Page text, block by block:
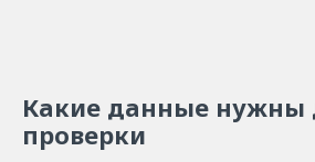
Какие данные нужны
проверки